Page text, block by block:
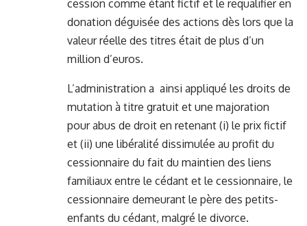
cession comme étant fictif et le requalifier en
donation déguisée des actions dès lors que la
valeur réelle des titres était de plus d’un
million d’euros.
L’administration a ainsi appliqué les droits de
mutation à titre gratuit et une majoration
pour abus de droit en retenant (i) le prix fictif
et (ii) une libéralité dissimulée au profit du
cessionnaire du fait du maintien des liens
familiaux entre le cédant et le cessionnaire, le
cessionnaire demeurant le père des petits-
enfants du cédant, malgré le divorce.